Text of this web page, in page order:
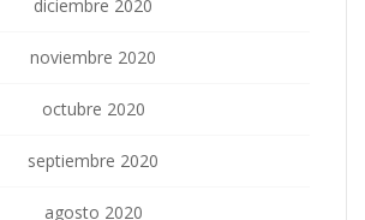
diciembre 2020
noviembre 2020
octubre 2020
septiembre 2020
agosto 2020